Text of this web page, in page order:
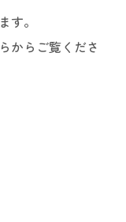
す。
からご覧くださ